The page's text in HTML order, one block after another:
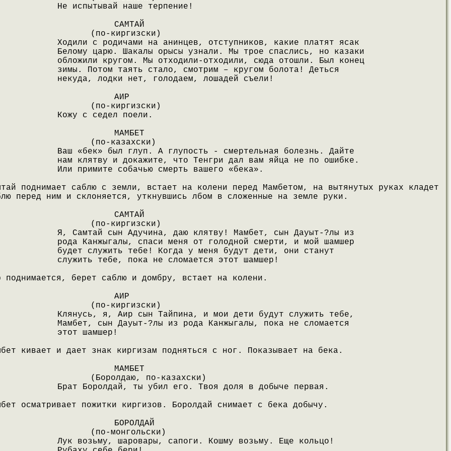
Не испытывай наше терпение!
САМТАЙ
(по-киргизски)
Ходили с родичами на анинцев, отступников, какие платят ясак
Белому царю. Шакалы орысы узнали. Мы трое спаслись, но казаки
обложили кругом. Мы отходили-отходили, сюда отошли. Был конец
зимы. Потом таять стало, смотрим – кругом болота! Деться
некуда, лодки нет, голодаем, лошадей съели!
АИР
(по-киргизски)
Кожу с седел поели.
МАМБЕТ
(по-казахски)
Ваш «бек» был глуп. А глупость - смертельная болезнь. Дайте
нам клятву и докажите, что Тенгри дал вам яйца не по ошибке.
Или примите собачью смерть вашего «бека».
поднимает саблю с земли, встает на колени перед Мамбетом, на вытянутых руках кладет
перед ним и склоняется, уткнувшись лбом в сложенные на земле руки.
САМТАЙ
(по-киргизски)
Я, Самтай сын Адучина, даю клятву! Мамбет, сын Дауыт-?лы из
рода Канжыгалы, спаси меня от голодной смерти, и мой шамшер
будет служить тебе! Когда у меня будут дети, они станут
служить тебе, пока не сломается этот шамшер!
поднимается, берет саблю и домбру, встает на колени.
АИР
(по-киргизски)
Клянусь, я, Аир сын Тайпина, и мои дети будут служить тебе,
Мамбет, сын Дауыт-?лы из рода Канжыгалы, пока не сломается
этот шамшер!
кивает и дает знак киргизам подняться с ног. Показывает на бека.
МАМБЕТ
(Боролдаю, по-казахски)
Брат Боролдай, ты убил его. Твоя доля в добыче первая.
осматривает пожитки киргизов. Боролдай снимает с бека добычу.
БОРОЛДАЙ
(по-монгольски)
Лук возьму, шаровары, сапоги. Кошму возьму. Еще кольцо!